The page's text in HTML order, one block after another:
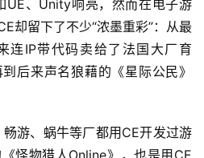
UE、Unity响亮，然而在电子游
却留下了不少“浓墨重彩”：从最
连IP带代码卖给了法国大厂育
后来声名狼藉的《星际公民》
游、蜗牛等厂都用CE开发过游
怪物猎人Online》，也是用CE